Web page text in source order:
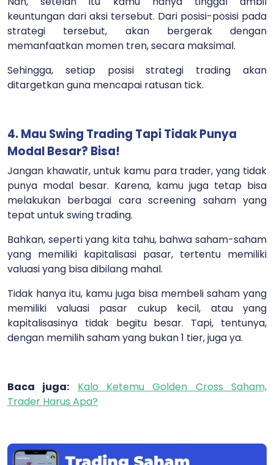
keuntungan dari aksi tersebut. Dari posisi-posisi pada
strategi tersebut, akan bergerak dengan
memanfaatkan momen tren, secara maksimal.
Sehingga, setiap posisi strategi trading akan
ditargetkan guna mencapai ratusan tick.
4. Mau Swing Trading Tapi Tidak Punya
Modal Besar? Bisa!
Jangan khawatir, untuk kamu para trader, yang tidak
punya modal besar. Karena, kamu juga tetap bisa
melakukan berbagai cara screening saham yang
tepat untuk swing trading.
Bahkan, seperti yang kita tahu, bahwa saham-saham
yang memiliki kapitalisasi pasar, tertentu memiliki
valuasi yang bisa dibilang mahal.
Tidak hanya itu, kamu juga bisa membeli saham yang
memiliki valuasi pasar cukup kecil, atau yang
kapitalisasinya tidak begitu besar. Tapi, tentunya,
dengan memilih saham yang bukan 1 tier, juga ya.
Baca juga:
Kalo Ketemu Golden Cross Saham,
Trader Harus Apa?